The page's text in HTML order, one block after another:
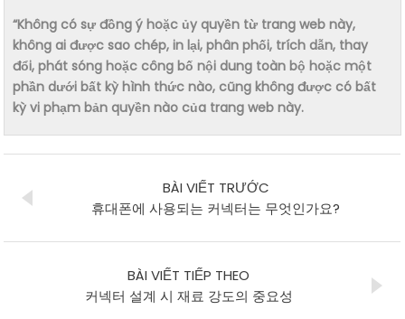
“Không có sự đồng ý hoặc ủy quyền từ trang web này,
không ai được sao chép, in lại, phân phối, trích dẫn, thay
đổi, phát sóng hoặc công bố nội dung toàn bộ hoặc một
phần dưới bất kỳ hình thức nào, cũng không được có bất
kỳ vi phạm bản quyền nào của trang web này.
BÀI VIẾT TRƯỚC
휴대폰에 사용되는 커넥터는 무엇인가요?
BÀI VIẾT TIẾP THEO
커넥터 설계 시 재료 강도의 중요성